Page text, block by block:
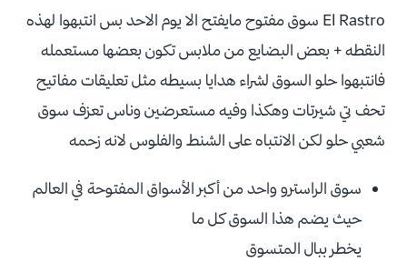
El Rastro سوق مفتوح مايفتح الا يوم الاحد بس انتبهوا لهذه
النقطه + بعض البضايع من ملابس تكون بعضها مستعمله
فانتبهوا حلو السوق لشراء هدايا بسيطه مثل تعليقات مفاتيح
تحف تي شيرتات وهكذا وفيه مستعرضين وناس تعزف سوق
شعبي حلو لكن الانتباه على الشنط والفلوس لانه زحمه
سوق الراسترو واحد من أكبر الأسواق المفتوحة في العالم
حيث يضم هذا السوق كل ما
يخطر ببال المتسوق